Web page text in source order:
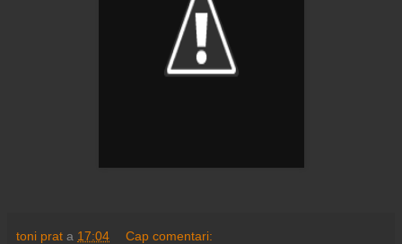
toni prat a 17:04 Cap comentari: